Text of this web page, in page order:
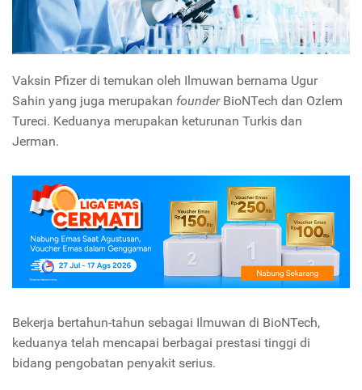
Vaksin Pfizer di temukan oleh Ilmuwan bernama Ugur
Sahin yang juga merupakan founder BioNTech dan Ozlem
Tureci. Keduanya merupakan keturunan Turkis dan
Jerman.
Bekerja bertahun-tahun sebagai Ilmuwan di BioNTech,
keduanya telah mencapai berbagai prestasi tinggi di
bidang pengobatan penyakit serius.